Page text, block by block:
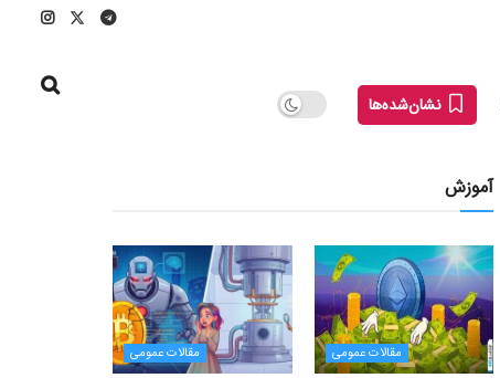
نشان‌شده‌ها
آموزش
مقالات عمومی مقالات عمومی